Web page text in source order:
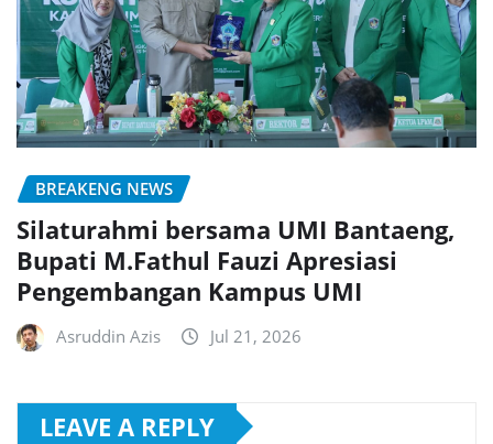
BREAKENG NEWS
Silaturahmi bersama UMI Bantaeng,
Bupati M.Fathul Fauzi Apresiasi
Pengembangan Kampus UMI
Asruddin Azis Jul 21, 2026
LEAVE A REPLY